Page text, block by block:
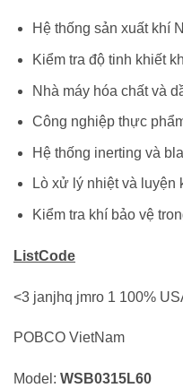
Hệ thống sản xuất khí
Kiểm tra độ tinh khiết
Nhà máy hóa chất và
Công nghiệp thực
Hệ thống inerting và
Lò xử lý nhiệt và luyện
Kiểm tra khí bảo vệ
ListCode
<3 janjhq jmro 1 100%
POBCO VietNam
Model: WSB0315L60